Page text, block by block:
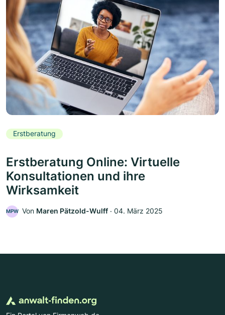
Erstberatung
Erstberatung Online: Virtuelle
Konsultationen und ihre
Wirksamkeit
MPW Von Maren Pätzold-Wulff ‧ 04. März 2025